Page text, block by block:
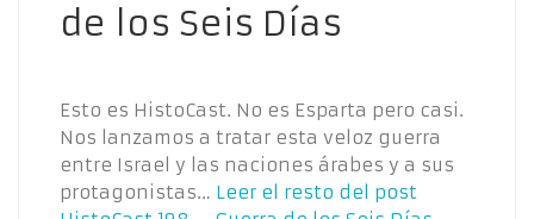
de los Seis Días
Esto es HistoCast. No es Esparta pero casi.
Nos lanzamos a tratar esta veloz guerra
entre Israel y las naciones árabes y a sus
protagonistas… Leer el resto del post